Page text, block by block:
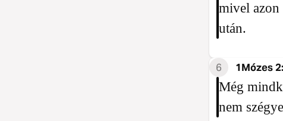
mivel azon
után.
6 1Mózes
Még
nem